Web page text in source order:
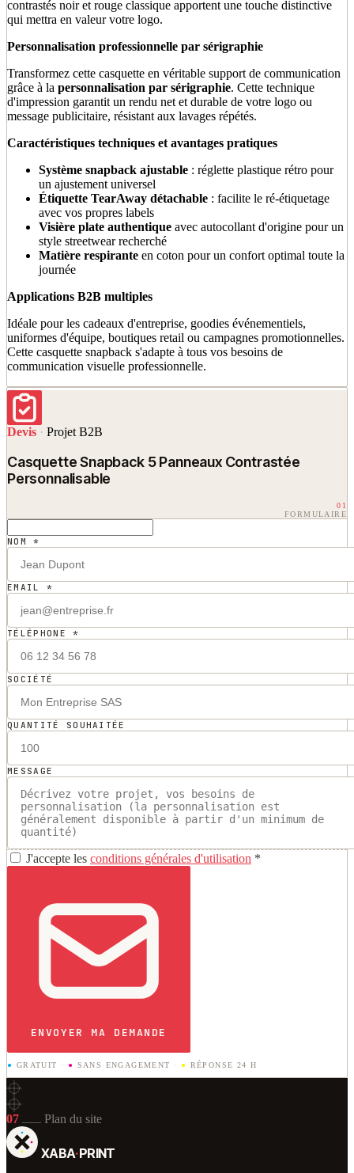
contrastés noir et rouge classique apportent une touche distinctive
qui mettra en valeur votre logo.
Personnalisation professionnelle par sérigraphie
Transformez cette casquette en véritable support de communication
grâce à la personnalisation par sérigraphie. Cette technique
d'impression garantit un rendu net et durable de votre logo ou
message publicitaire, résistant aux lavages répétés.
Caractéristiques techniques et avantages pratiques
Système snapback ajustable : réglette plastique rétro pour
un ajustement universel
Étiquette TearAway détachable : facilite le ré-étiquetage
avec vos propres labels
Visière plate authentique avec autocollant d'origine pour un
style streetwear recherché
Matière respirante en coton pour un confort optimal toute la
journée
Applications B2B multiples
Idéale pour les cadeaux d'entreprise, goodies événementiels,
uniformes d'équipe, boutiques retail ou campagnes promotionnelles.
Cette casquette snapback s'adapte à tous vos besoins de
communication visuelle professionnelle.
Devis · Projet B2B
Casquette Snapback 5 Panneaux Contrastée
Personnalisable
01
FORMULAIRE
NOM *
EMAIL *
TÉLÉPHONE *
SOCIÉTÉ
QUANTITÉ SOUHAITÉE
MESSAGE
J'accepte les conditions générales d'utilisation *
ENVOYER MA DEMANDE
● GRATUIT · ● SANS ENGAGEMENT · ● RÉPONSE 24 H
07 Plan du site
XABA·PRINT